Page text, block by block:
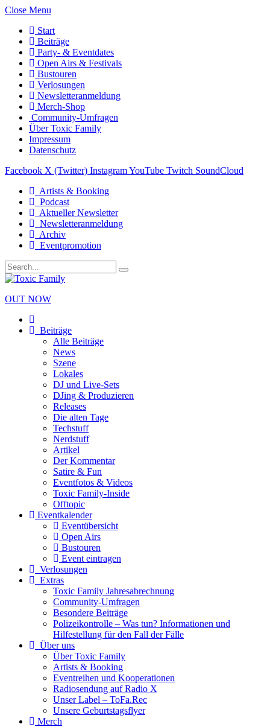
Close Menu
Start
Beiträge
Party- & Eventdates
Open Airs & Festivals
Bustouren
Verlosungen
Newsletteranmeldung
Merch-Shop
Community-Umfragen
Über Toxic Family
Impressum
Datenschutz
Facebook X (Twitter) InstagramYouTube Twitch SoundCloud
Artists & Booking
Podcast
Aktueller Newsletter
Newsletteranmeldung
Archiv
Eventpromotion
OUT NOW
Beiträge
Alle Beiträge
News
Szene
Lokales
DJ und Live-Sets
DJing & Produzieren
Releases
Die alten Tage
Techstuff
Nerdstuff
Artikel
Der Kommentar
Satire & Fun
Eventfotos & Videos
Toxic Family-Inside
Offtopic
Eventkalender
Eventübersicht
Open Airs
Bustouren
Event eintragen
Verlosungen
Extras
Toxic Family Jahresabrechnung
Community-Umfragen
Besondere Beiträge
Polizeikontrolle – Was tun? Informationen und
Hilfestellung für den Fall der Fälle
Über uns
Über Toxic Family
Artists & Booking
Eventreihen und Kooperationen
Radiosendung auf Radio X
Unser Label – ToFa.Rec
Unsere Geburtstagsflyer
Merch